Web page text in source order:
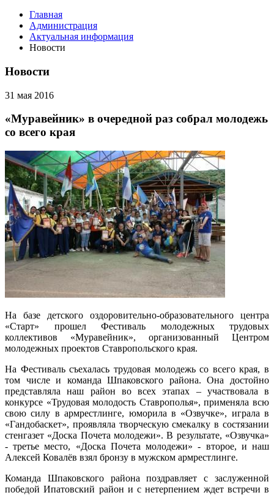
Главная
Администрация
Актуальная информация
Новости
Новости
31 мая 2016
«Муравейник» в очередной раз собрал молодежь
со всего края
На базе детского оздоровительно-образовательного центра
«Старт» прошел Фестиваль молодежных трудовых
коллективов «Муравейник», организованный Центром
молодежных проектов Ставропольского края.
На Фестиваль съехалась трудовая молодежь со всего края, в
том числе и команда Шпаковского района. Она достойно
представляла наш район во всех этапах – участвовала в
конкурсе «Трудовая молодость Ставрополья», применяла всю
свою силу в армрестлинге, юморила в «Озвучке», играла в
«Гандобаскет», проявляла творческую смекалку в состязании
стенгазет «Доска Почета молодежи». В результате, «Озвучка»
- третье место, «Доска Почета молодежи» - второе, и наш
Алексей Ковалёв взял бронзу в мужском армрестлинге.
Команда Шпаковского района поздравляет с заслуженной
победой Ипатовский район и с нетерпением ждет встречи в